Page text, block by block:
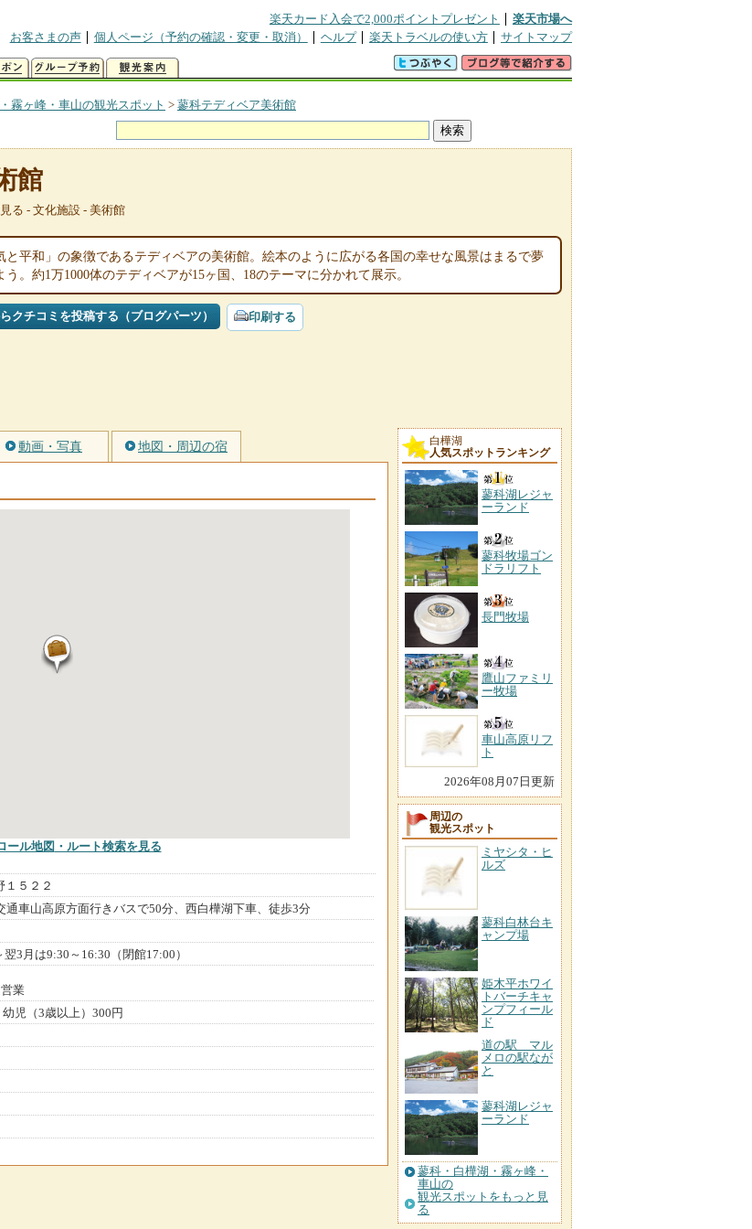
楽天カード入会で2,000ポイントプレゼント
楽天市場へ
お客さまの声
個人ページ（予約の確認・変更・取消） ヘルプ 楽天トラベルの使い方 サイトマップ
霧ヶ峰・車山の観光スポット > 蓼科テディベア美術館
館
見る - 文化施設 - 美術館
と平和」の象徴であるテディベアの美術館。絵本のように広がる各国の幸せな風景はまるで夢
う。約1万1000体のテディベアが15ヶ国、18のテーマに分かれて展示。
クチコミを投稿する（ブログパーツ） 印刷する
動画・写真 地図・周辺の宿
ール地図 ・ルート検索を見る
１５２２
通車山高原方面行きバスで50分、西白樺湖下車、徒歩3分
3月は9:30～16:30（閉館17:00）
業
児（3歳以上）300円
白樺湖
人気スポットランキング
蓼科湖レジャ
ーランド
蓼科牧場ゴン
ドラリフト
長門牧場
鷹山ファミリ
ー牧場
車山高原リフ
ト
2026年08月07日更新
周辺の
観光スポット
ミヤシタ・ヒ
ルズ
蓼科白林台キ
ャンプ場
姫木平ホワイ
トバーチキャ
ンプフィール
ド
道の駅 マル
メロの駅なが
と
蓼科湖レジャ
ーランド
蓼科・白樺湖・霧ヶ峰・
車山の
観光スポットをもっと見
る